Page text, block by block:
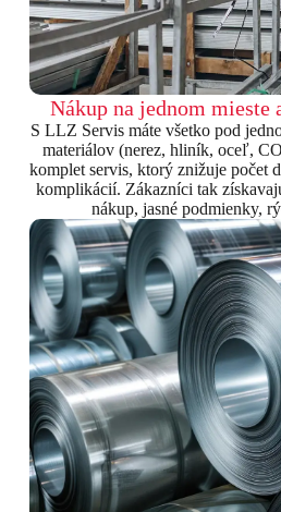
Nákup na jednom
S LLZ Servis máte všetko pod
materiálov (nerez, hliník, oceľ,
komplet servis, ktorý znižuje počet
komplikácií. Zákazníci tak
nákup, jasné podmienky,